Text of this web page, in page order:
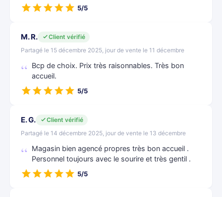
5/5
M. R.
Client vérifié
Partagé le 15 décembre 2025, jour de vente le 11 décembre
Bcp de choix. Prix très raisonnables. Très bon
accueil.
5/5
E. G.
Client vérifié
Partagé le 14 décembre 2025, jour de vente le 13 décembre
Magasin bien agencé propres très bon accueil .
Personnel toujours avec le sourire et très gentil .
5/5